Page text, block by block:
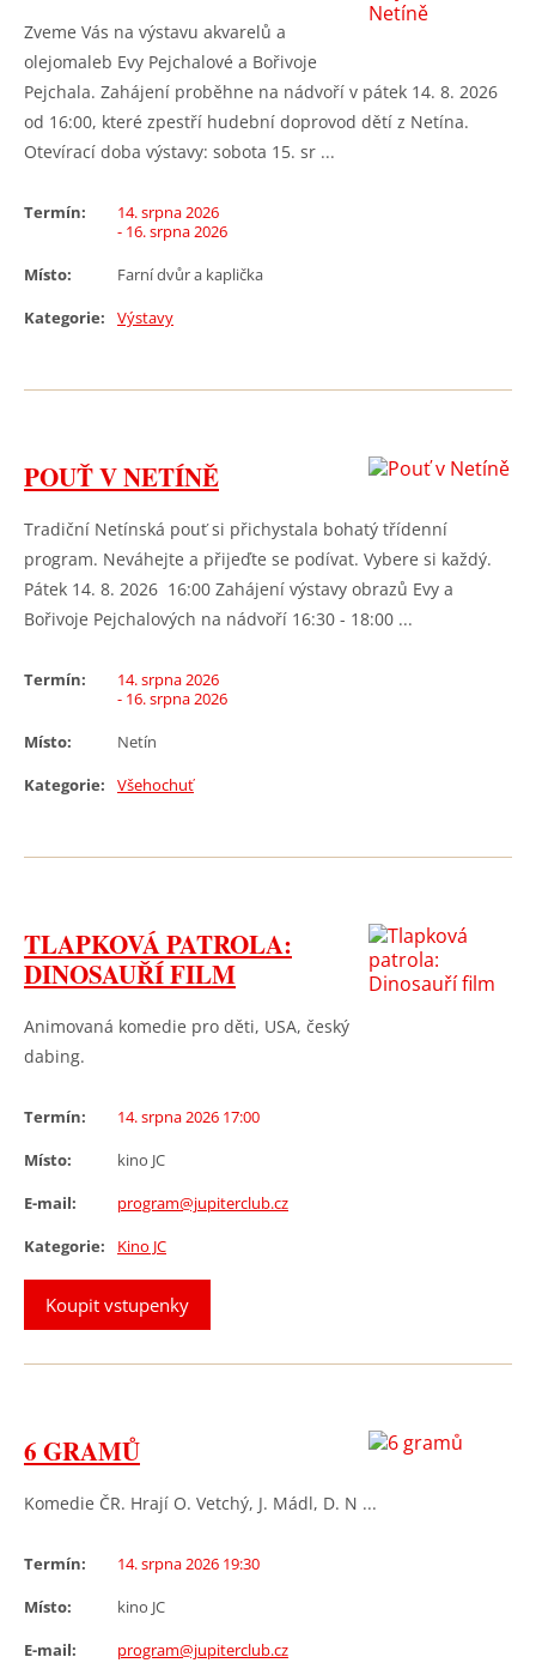
Zveme Vás na výstavu akvarelů a
olejomaleb Evy Pejchalové a Bořivoje
Pejchala. Zahájení proběhne na nádvoří v pátek 14. 8. 2026
od 16:00, které zpestří hudební doprovod dětí z Netína.
Otevírací doba výstavy: sobota 15. sr ...
Termín:
14. srpna 2026
- 16. srpna 2026
Místo:
Farní dvůr a kaplička
Kategorie:
Výstavy
POUŤ V NETÍNĚ
Tradiční Netínská pouť si přichystala bohatý třídenní
program. Neváhejte a přijeďte se podívat. Vybere si každý.
Pátek 14. 8. 2026 16:00 Zahájení výstavy obrazů Evy a
Bořivoje Pejchalových na nádvoří 16:30 - 18:00 ...
Termín:
14. srpna 2026
- 16. srpna 2026
Místo:
Netín
Kategorie:
Všehochuť
TLAPKOVÁ PATROLA:
DINOSAUŘÍ FILM
Animovaná komedie pro děti, USA, český
dabing.
Termín:
14. srpna 2026 17:00
Místo:
kino JC
E-mail:
program@jupiterclub.cz
Kategorie:
Kino JC
Koupit vstupenky
6 GRAMŮ
Komedie ČR. Hrají O. Vetchý, J. Mádl, D. N ...
Termín:
14. srpna 2026 19:30
Místo:
kino JC
E-mail:
program@jupiterclub.cz